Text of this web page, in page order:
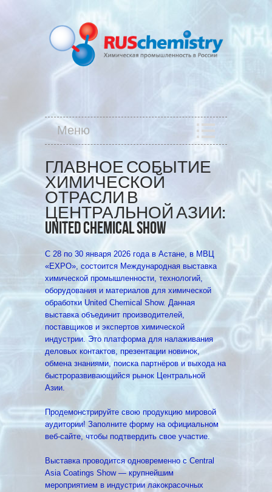
Меню
ГЛАВНОЕ СОБЫТИЕ
ХИМИЧЕСКОЙ
ОТРАСЛИ В
ЦЕНТРАЛЬНОЙ АЗИИ:
UNITED CHEMICAL SHOW
С 28 по 30 января 2026 года в Астане, в МВЦ
«EXPO», состоится Международная выставка
химической промышленности, технологий,
оборудования и материалов для химической
обработки United Chemical Show. Данная
выставка объединит производителей,
поставщиков и экспертов химической
индустрии. Это платформа для налаживания
деловых контактов, презентации новинок,
обмена знаниями, поиска партнёров и выхода на
быстроразвивающийся рынок Центральной
Азии.
Продемонстрируйте свою продукцию мировой
аудитории! Заполните форму на официальном
веб-сайте, чтобы подтвердить свое участие.
Выставка проводится одновременно с Central
Asia Coatings Show — крупнейшим
мероприятием в индустрии лакокрасочных